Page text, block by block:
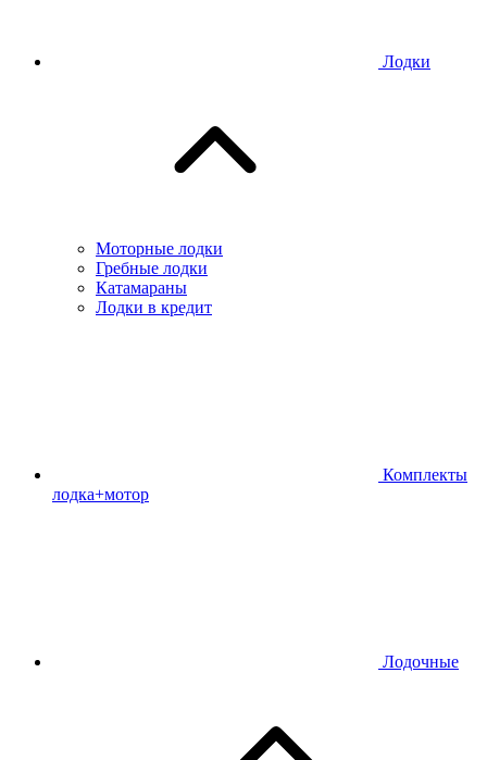
Лодки
Моторные лодки
Гребные лодки
Катамараны
Лодки в кредит
Комплекты
лодка+мотор
Лодочные